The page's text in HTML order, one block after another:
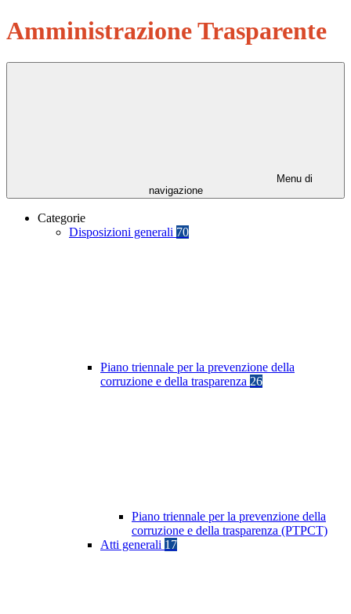
Amministrazione Trasparente
Menu di
navigazione
Categorie
Disposizioni generali 70
Piano triennale per la prevenzione della
corruzione e della trasparenza 26
Piano triennale per la prevenzione della
corruzione e della trasparenza (PTPCT)
Atti generali 17